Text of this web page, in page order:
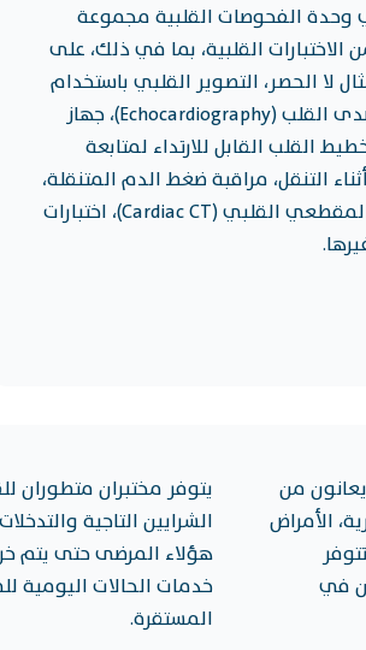
وحدة الفحوصات القلبية مجموعة
القلبية، بما في ذلك، على
لا الحصر، التصوير القلبي باستخدام
تخطيط صدى القلب (Echocardiography)، جهاز
القلب القابل للارتداء لمتابعة
التنقل، مراقبة ضغط الدم المتنقلة،
التصوير المقطعي القلبي (Cardiac CT)، اختبارات
من
الأمراض
في
يتوفر مختبران متطوران
الشرايين التاجية
هؤلاء المرضى حتى يتم
خدمات الحالات اليومية
المستقرة.